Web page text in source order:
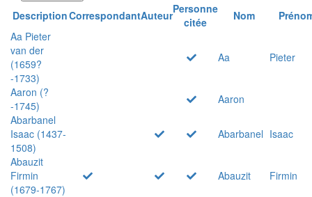
DescriptionCorrespondantAuteurPersonne
citée
Nom
Aa Pieter
van der
(1659?
-1733)
Aa Pieter
Aaron (?
-1745)
Aaron
Abarbanel
Isaac (1437-
1508)
Abarbanel Isaac
Abauzit
Firmin
(1679-1767)
Abauzit
Firmin